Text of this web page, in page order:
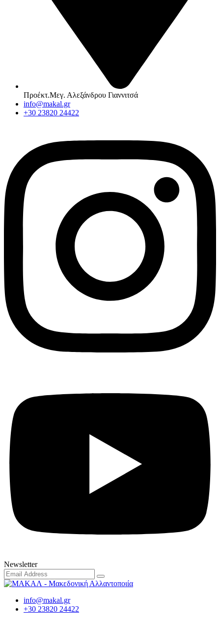
Προέκτ.Μεγ. Αλεξάνδρου Γιαννιτσά
info@makal.gr
+30 23820 24422
Newsletter
info@makal.gr
+30 23820 24422